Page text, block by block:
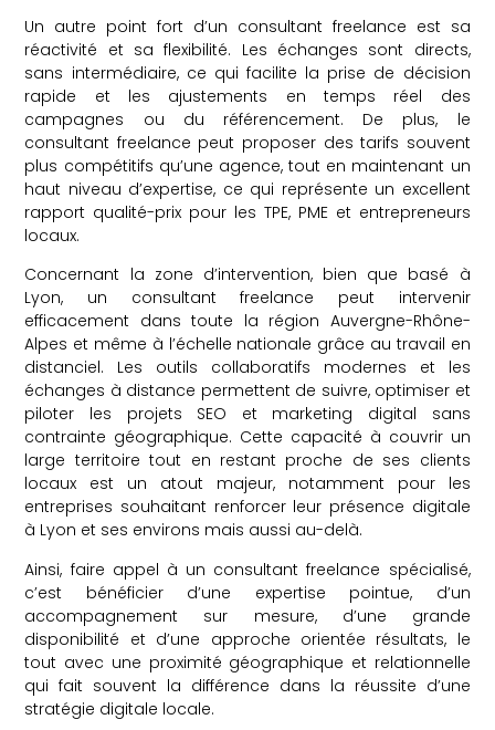
Un autre point fort d’un consultant freelance est sa
réactivité et sa flexibilité. Les échanges sont directs,
sans intermédiaire, ce qui facilite la prise de décision
rapide et les ajustements en temps réel des
campagnes ou du référencement. De plus, le
consultant freelance peut proposer des tarifs souvent
plus compétitifs qu’une agence, tout en maintenant un
haut niveau d’expertise, ce qui représente un excellent
rapport qualité-prix pour les TPE, PME et entrepreneurs
locaux.
Concernant la zone d’intervention, bien que basé à
Lyon, un consultant freelance peut intervenir
efficacement dans toute la région Auvergne-Rhône-
Alpes et même à l’échelle nationale grâce au travail en
distanciel. Les outils collaboratifs modernes et les
échanges à distance permettent de suivre, optimiser et
piloter les projets SEO et marketing digital sans
contrainte géographique. Cette capacité à couvrir un
large territoire tout en restant proche de ses clients
locaux est un atout majeur, notamment pour les
entreprises souhaitant renforcer leur présence digitale
à Lyon et ses environs mais aussi au-delà.
Ainsi, faire appel à un consultant freelance spécialisé,
c’est bénéficier d’une expertise pointue, d’un
accompagnement sur mesure, d’une grande
disponibilité et d’une approche orientée résultats, le
tout avec une proximité géographique et relationnelle
qui fait souvent la différence dans la réussite d’une
stratégie digitale locale.